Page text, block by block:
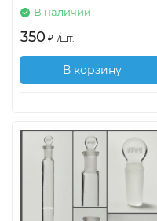
В наличии
350 ₽ /шт.
В корзину